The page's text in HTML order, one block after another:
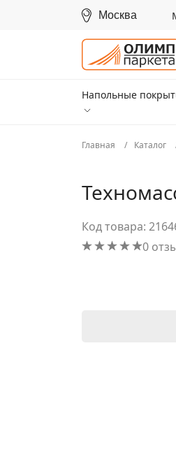
Москва
Напольные
Главная Каталог
Код товара:
0